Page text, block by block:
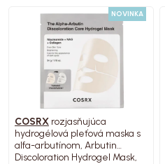
NOVINKA
COSRX rozjasňujúca
hydrogélová pleťová maska ​​s
alfa-arbutínom, Arbutin
Discoloration Hydrogel Mask,